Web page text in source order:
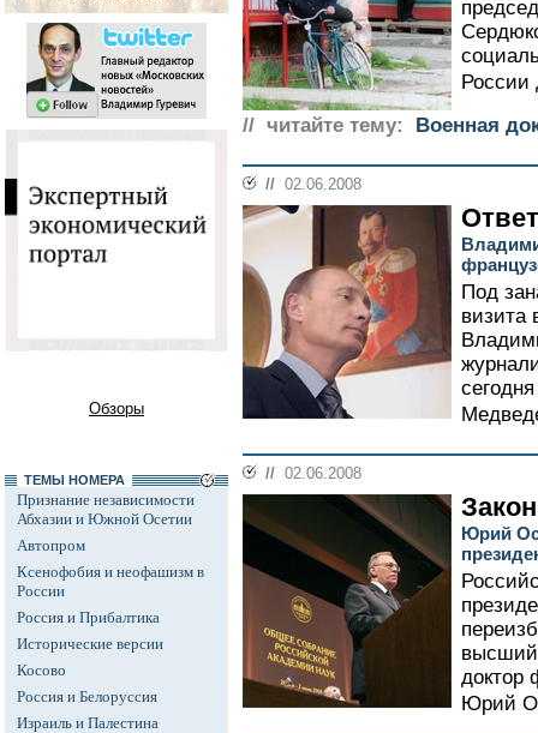
Обзоры
ТЕМЫ НОМЕРА
Признание независимости
Абхазии и Южной Осетии
Автопром
Ксенофобия и неофашизм в
России
Россия и Прибалтика
Исторические версии
Косово
Россия и Белоруссия
Израиль и Палестина
России
// читайте тему:
Военная
// 02.06.2008
Под
визита
// 02.06.2008
Юрий
высший
доктор
Юрий